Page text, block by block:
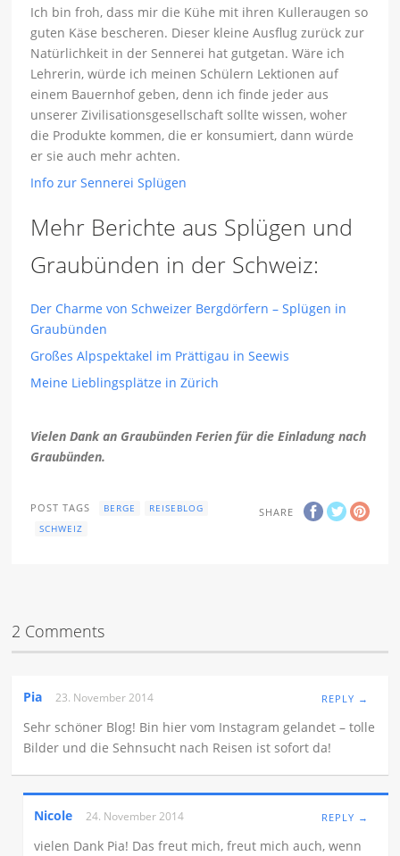
Ich bin froh, dass mir die Kühe mit ihren Kulleraugen so
guten Käse bescheren. Dieser kleine Ausflug zurück zur
Natürlichkeit in der Sennerei hat gutgetan. Wäre ich
Lehrerin, würde ich meinen Schülern Lektionen auf
einem Bauernhof geben, denn ich finde jeder aus
unserer Zivilisationsgesellschaft sollte wissen, woher
die Produkte kommen, die er konsumiert, dann würde
er sie auch mehr achten.
Info zur Sennerei Splügen
Mehr Berichte aus Splügen und
Graubünden in der Schweiz:
Der Charme von Schweizer Bergdörfern – Splügen in
Graubünden
Großes Alpspektakel im Prättigau in Seewis
Meine Lieblingsplätze in Zürich
Vielen Dank an Graubünden Ferien für die Einladung nach
Graubünden.
SHARE
POST TAGS BERGE
REISEBLOG
SCHWEIZ
2 Comments
Pia 23. November 2014 REPLY →
Sehr schöner Blog! Bin hier vom Instagram gelandet – tolle
Bilder und die Sehnsucht nach Reisen ist sofort da!
Nicole 24. November 2014 REPLY →
vielen Dank Pia! Das freut mich, freut mich auch, wenn